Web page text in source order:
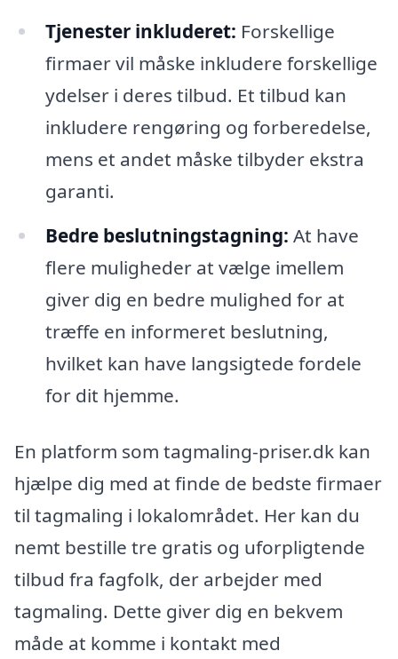
Tjenester inkluderet: Forskellige
firmaer vil måske inkludere forskellige
ydelser i deres tilbud. Et tilbud kan
inkludere rengøring og forberedelse,
mens et andet måske tilbyder ekstra
garanti.
Bedre beslutningstagning: At have
flere muligheder at vælge imellem
giver dig en bedre mulighed for at
træffe en informeret beslutning,
hvilket kan have langsigtede fordele
for dit hjemme.
En platform som tagmaling-priser.dk kan
hjælpe dig med at finde de bedste firmaer
til tagmaling i lokalområdet. Her kan du
nemt bestille tre gratis og uforpligtende
tilbud fra fagfolk, der arbejder med
tagmaling. Dette giver dig en bekvem
måde at komme i kontakt med